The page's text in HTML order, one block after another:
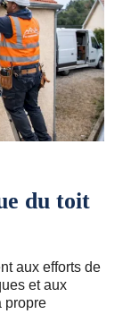
du toit
aux efforts de
et aux
propre